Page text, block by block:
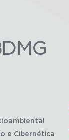
e Cibernética